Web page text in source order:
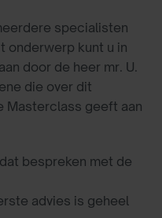
specialisten
onderwerp kunt u in
door de heer mr. U.
die over dit
Masterclass geeft aan
bespreken met de
advies is geheel